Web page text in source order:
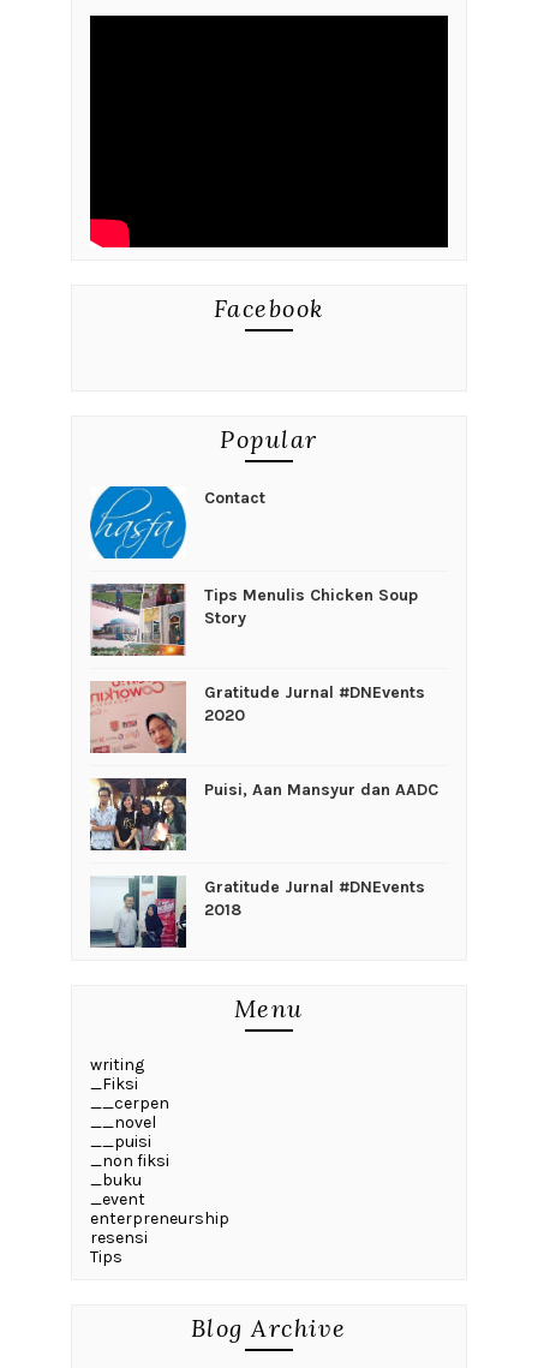
Facebook
Popular
Contact
Tips Menulis Chicken Soup
Story
Gratitude Jurnal #DNEvents
2020
Puisi, Aan Mansyur dan AADC
Gratitude Jurnal #DNEvents
2018
Menu
writing
_Fiksi
__cerpen
__novel
__puisi
_non fiksi
_buku
_event
enterpreneurship
resensi
Tips
Blog Archive